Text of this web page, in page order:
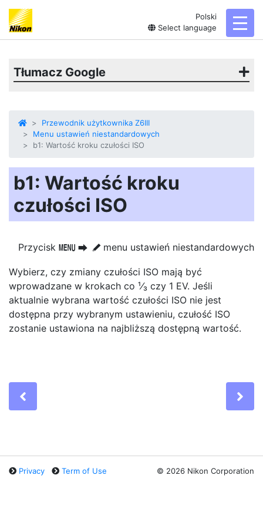
Polski
Select language
Tłumacz Google
Przewodnik użytkownika Z6III
Menu ustawień niestandardowych
b1: Wartość kroku czułości ISO
b1: Wartość kroku
czułości ISO
Przycisk G U A menu ustawień niestandardowych
Wybierz, czy zmiany czułości ISO mają być
wprowadzane w krokach co ¹⁄₃ czy 1 EV. Jeśli
aktualnie wybrana wartość czułości ISO nie jest
dostępna przy wybranym ustawieniu, czułość ISO
zostanie ustawiona na najbliższą dostępną wartość.
Privacy Term of Use © 2026 Nikon Corporation